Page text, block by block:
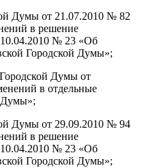
Думы от 21.07.2010 № 82
в решение
№ 23 «Об
Городской Думы»;
Думы от
в отдельные
Думы»;
Думы от 29.09.2010 № 94
в решение
№ 23 «Об
Городской Думы»;